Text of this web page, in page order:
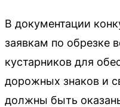
В документации
заявкам по обрезке
кустарников для
дорожных знаков и
должны быть